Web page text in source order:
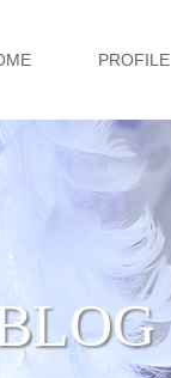
PROFILE